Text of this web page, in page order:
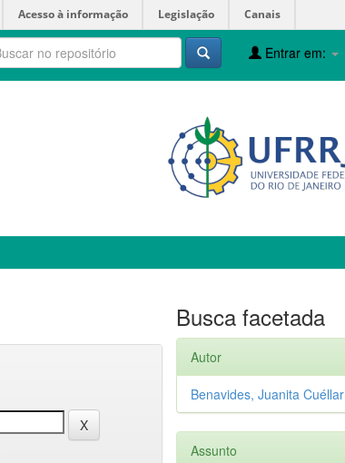
Acesso à informação Legislação Canais
Entrar em:
Busca facetada
Autor
Benavides, Juanita Cuéllar
Assunto